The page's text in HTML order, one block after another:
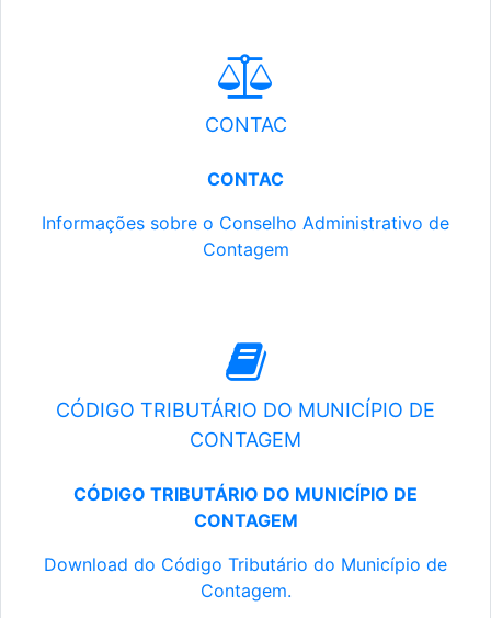
CONTAC
CONTAC
Informações sobre o Conselho Administrativo de
Contagem
CÓDIGO TRIBUTÁRIO DO MUNICÍPIO DE
CONTAGEM
CÓDIGO TRIBUTÁRIO DO MUNICÍPIO DE
CONTAGEM
Download do Código Tributário do Município de
Contagem.